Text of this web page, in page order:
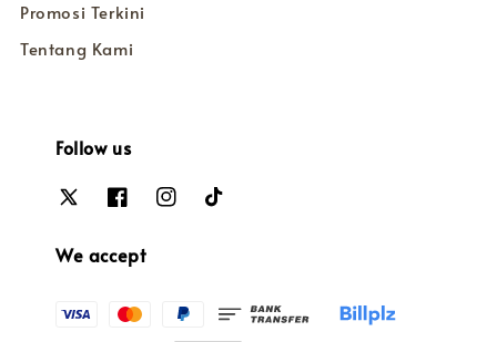
Promosi Terkini
Tentang Kami
Follow us
We accept